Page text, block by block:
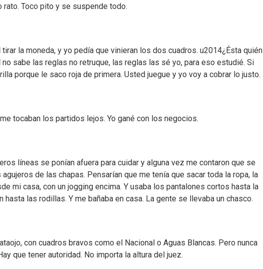
Toco pito y se suspende todo.
la moneda, y yo pedía que vinieran los dos cuadros. u2014¿Ésta quién
sabe las reglas no retruque, las reglas las sé yo, para eso estudié. Si
porque le saco roja de primera. Usted juegue y yo voy a cobrar lo justo.
tocaban los partidos lejos. Yo gané con los negocios.
líneas se ponían afuera para cuidar y alguna vez me contaron que se
de las chapas. Pensarían que me tenía que sacar toda la ropa, la
mi casa, con un jogging encima. Y usaba los pantalones cortos hasta la
las rodillas. Y me bañaba en casa. La gente se llevaba un chasco.
con cuadros bravos como el Nacional o Aguas Blancas. Pero nunca
que tener autoridad. No importa la altura del juez.